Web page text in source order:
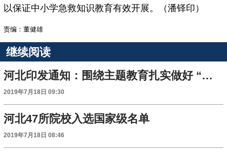
以保证中小学急救知识教育有效开展。（潘铎印）
责编：董健雄
继续阅读
​河北印发通知：围绕主题教育扎实做好 “八一”期间双拥工作
2019年7月18日 09:30
河北47所院校入选国家级名单
2019年7月18日 08:46